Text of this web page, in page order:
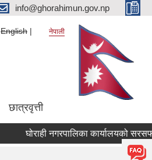
info@ghorahimun.gov.np
English नेपाली
छात्रवृत्ती
घोराही नगरपालिका कार्यालयको सरसफाई